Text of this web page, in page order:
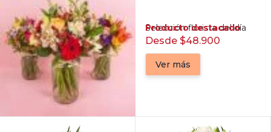
Producto destacado
Selección florista del día
Desde $48.900
Ver más